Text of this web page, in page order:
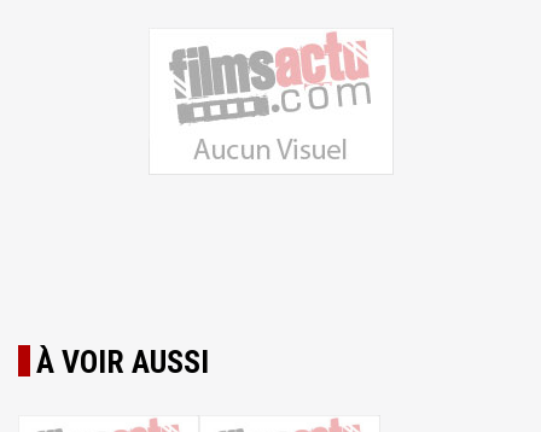
À VOIR AUSSI